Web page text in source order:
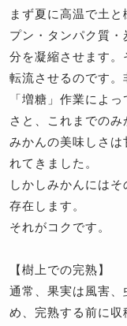
まず夏に高温で土
プン・タンパク質
分を凝縮させます。
転流させるのです
「増糖」作業によ
さと、これまでのみ
みかんの美味しさ
れてきました。
しかしみかんには
存在します。
それがコクです。
【樹上での完熟】
通常、果実は風害、
め、完熟する前に収